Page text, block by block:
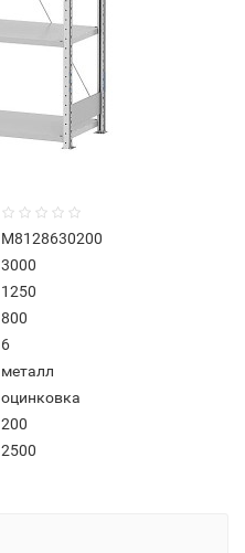
М8128630200
3000
1250
800
6
металл
оцинковка
200
2500